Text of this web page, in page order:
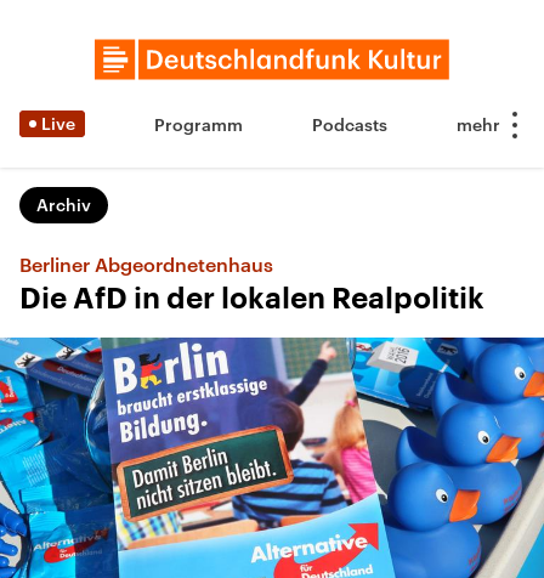
Live Programm Podcasts
Archiv
Berliner Abgeordnetenhaus
Die AfD in der lokalen Realpolitik